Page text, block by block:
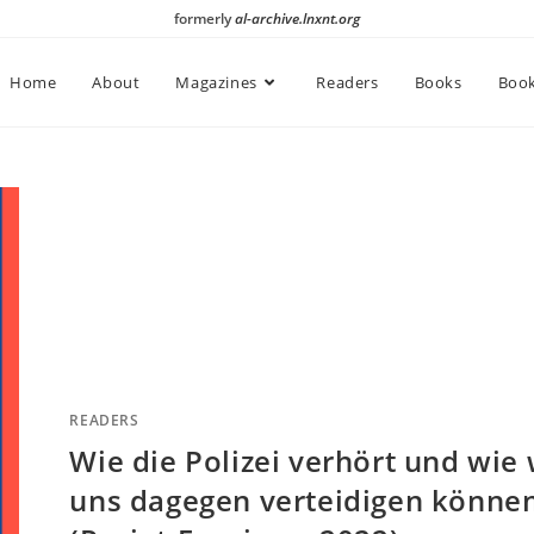
formerlyal-archive.lnxnt.org
Home About Magazines Readers Books
READERS
Wie die Polizei verhört und wie
uns dagegen verteidigen